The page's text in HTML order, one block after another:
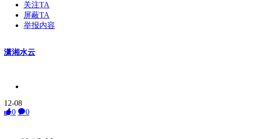
关注TA
屏蔽TA
举报内容
潇湘水云
12-08
0
0